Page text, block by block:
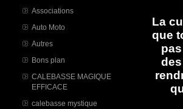
Associations
Auto Moto
Autres
Bons plan
CALEBASSE MAGIQUE
EFFICACE
calebasse mystique
La
que